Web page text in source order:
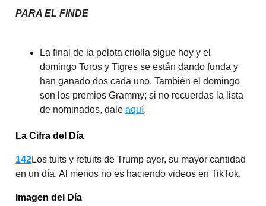
PARA EL FINDE
La final de la pelota criolla sigue hoy y el
domingo Toros y Tigres se están dando funda y
han ganado dos cada uno. También el domingo
son los premios Grammy; si no recuerdas la lista
de nominados, dale aquí.
La Cifra del Día
142Los tuits y retuits de Trump ayer, su mayor cantidad
en un día. Al menos no es haciendo videos en TikTok.
Imagen del Día